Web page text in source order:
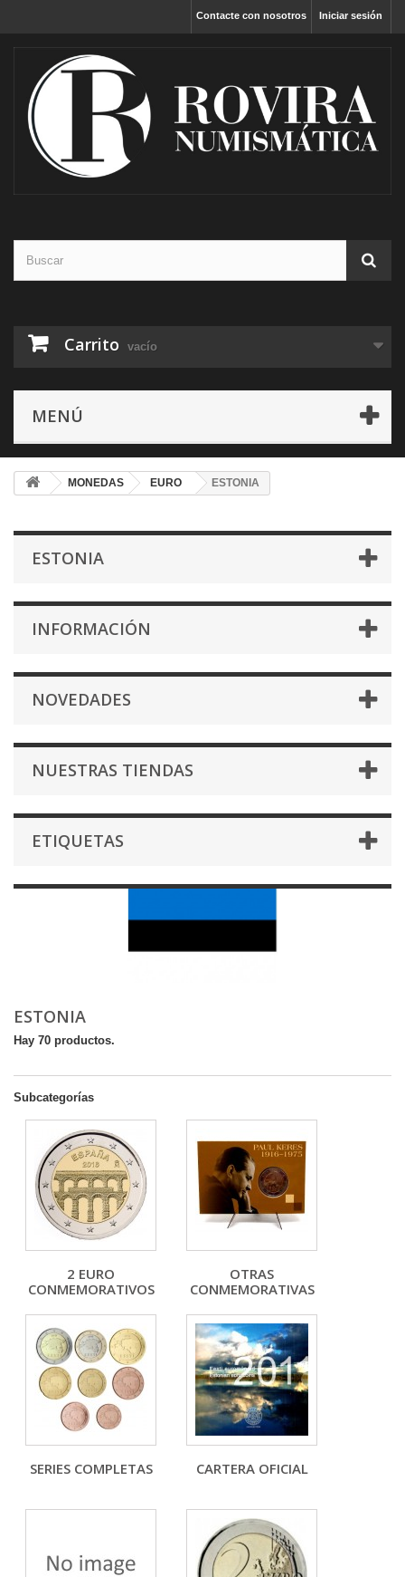
Iniciar sesión
Contacte con nosotros
Carrito vacío
MENÚ
MONEDAS EURO ESTONIA
ESTONIA
INFORMACIÓN
NOVEDADES
NUESTRAS TIENDAS
ETIQUETAS
ESTONIA
Hay 70 productos.
Subcategorías
2 EURO
CONMEMORATIVOS
OTRAS
CONMEMORATIVAS
SERIES COMPLETAS CARTERA OFICIAL